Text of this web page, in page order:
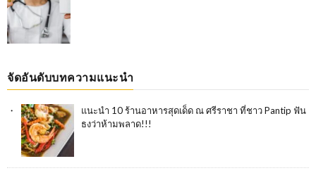
จัดอันดับบทความแนะนำ
แนะนำ 10 ร้านอาหารสุดเด็ด ณ ศรีราชา ที่ชาว Pantip ฟัน
ธงว่าห้ามพลาด!!!